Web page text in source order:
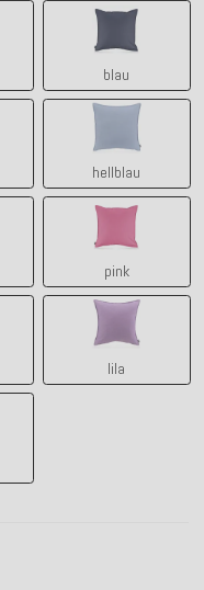
blau
blau
hellblau
hellblau
pink
pink
lila
lila